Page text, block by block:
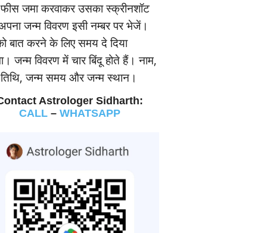
जमा करवाकर उसका स्‍क्रीनशॉट
जन्‍म विवरण इसी नम्‍बर पर भेजें।
बात करने के लिए समय दे दिया
जन्‍म विवरण में चार बिंदू होते हैं। नाम,
जन्‍म समय और जन्‍म स्‍थान।
Astrologer Sidharth:
CALL– WHATSAPP